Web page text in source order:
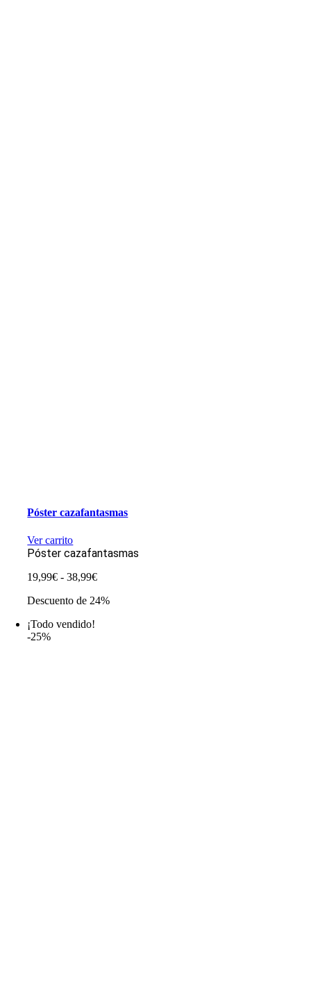
Póster cazafantasmas
Ver carrito
Póster cazafantasmas
19,99€ - 38,99€Rango
precios:
Descuento de 24%
¡Todo vendido!
-25%